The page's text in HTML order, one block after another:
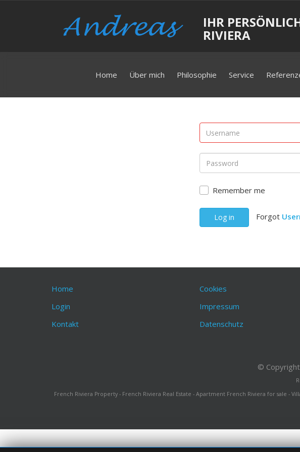
IHR
RIVIERA
Home Über mich Philosophie Service
Remember me
Log in Forgot
Home
Login
Kontakt
Cookies
Impressum
Datenschutz
© Copyright
French Riviera Property - French Riviera Real Estate - Apartment French Riviera for sale -